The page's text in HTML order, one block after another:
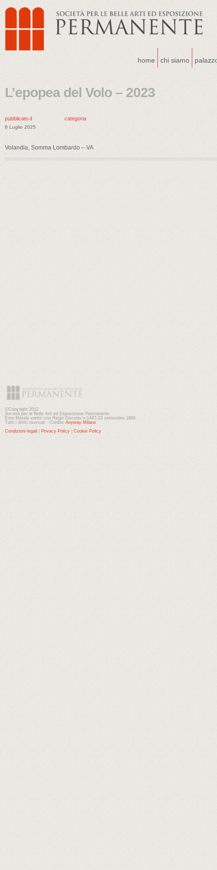
home chi siamo
L’epopea del Volo – 2023
pubblicato il
8 Luglio 2025
categoria
Volandia, Somma Lombardo – VA
©Copyright 2012
Società per le Belle Arti ed Esposizione Permanente
Ente Morale eretto con Regio Decreto n.1447-22 settembre 1884
Tutti i diritti riservati - Credits Anyway Milano
Condizioni legali
Privacy Policy Cookie Policy